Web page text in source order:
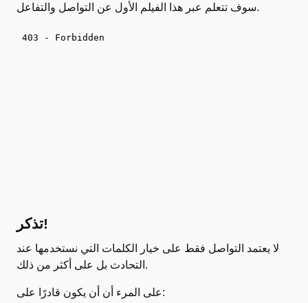
سوف تتعلم عبر هذا الفيلم الأول عن التواصل والتفاعل.
تذكر!
لا يعتمد التواصل فقط على خيار الكلمات التي نستخدمها عند
التحادث بل على أكثر من ذلك.
على المرء أن أن يكون قادرًا على: